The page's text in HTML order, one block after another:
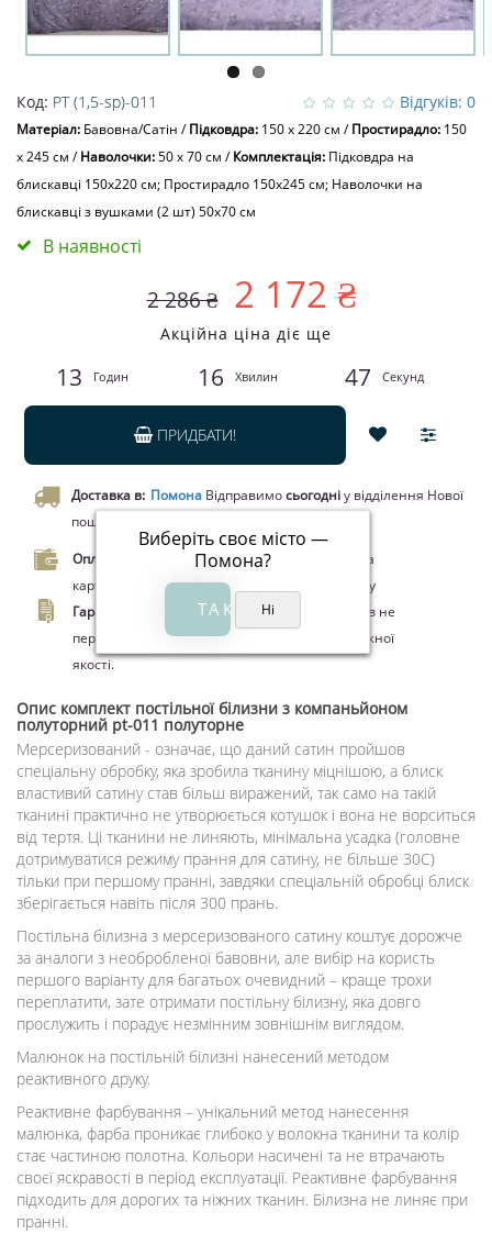
Відгуків: 0
Код: PT (1,5-sp)-011
Матеріал: Бавовна/Сатін /Підковдра: 150 x 220 см /Простирадло: 150
x 245 см /Наволочки:50 х 70 см /Комплектація: Підковдра на
блискавці 150x220 см; Простирадло 150x245 см; Наволочки на
блискавці з вушками (2 шт) 50х70 см
В наявності
2 286 ₴ 2 172 ₴
Акційна ціна діє ще
13 Годин 16 Хвилин 47 Секунд
ПРИДБАТИ!
Доставка в: Помона
Виберіть своє місто —
Помона?
Відправимосьогодніу відділення Нової
пошти чи кур’єром.
Оплата.
Оплата при отриманні товару, Оплата
карткою Visa/MasterCard, Google Pay, Apple Pay
Гарантія.
Законом про захист прав споживачів не
передбачено повернення цього товару належної
якості.
Опис комплект постільної білизни з компаньйоном
полуторний pt-011 полуторне
Мерсеризований - означає, що даний сатин пройшов
спеціальну обробку, яка зробила тканину міцнішою, а блиск
властивий сатину став більш виражений, так само на такій
тканині практично не утворюється котушок і вона не ворситься
від тертя. Ці тканини не линяють, мінімальна усадка (головне
дотримуватися режиму прання для сатину, не більше 30С)
тільки при першому пранні, завдяки спеціальній обробці блиск
зберігається навіть після 300 прань.
Постільна білизна з мерсеризованого сатину коштує дорожче
за аналоги з необробленої бавовни, але вибір на користь
першого варіанту для багатьох очевидний – краще трохи
переплатити, зате отримати постільну білизну, яка довго
прослужить і порадує незмінним зовнішнім виглядом.
Малюнок на постільній білизні нанесений методом
реактивного друку.
Реактивне фарбування – унікальний метод нанесення
малюнка, фарба проникає глибоко у волокна тканини та колір
стає частиною полотна. Кольори насичені та не втрачають
своєї яскравості в період експлуатації. Реактивне фарбування
підходить для дорогих та ніжних тканин. Білизна не линяє при
пранні.